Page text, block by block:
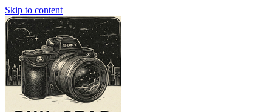
Skip to content